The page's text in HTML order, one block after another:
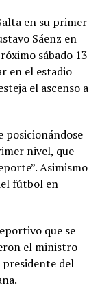
en su primer
Sáenz en
sábado 13
en el estadio
el ascenso a
posicionándose
nivel, que
Asimismo
fútbol en
que se
el ministro
presidente del